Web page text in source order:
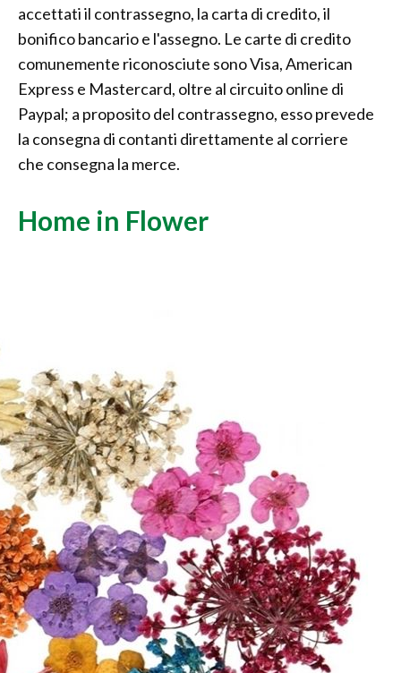
accettati il contrassegno, la carta di credito, il
bonifico bancario e l'assegno. Le carte di credito
comunemente riconosciute sono Visa, American
Express e Mastercard, oltre al circuito online di
Paypal; a proposito del contrassegno, esso prevede
la consegna di contanti direttamente al corriere
che consegna la merce.
Home in Flower